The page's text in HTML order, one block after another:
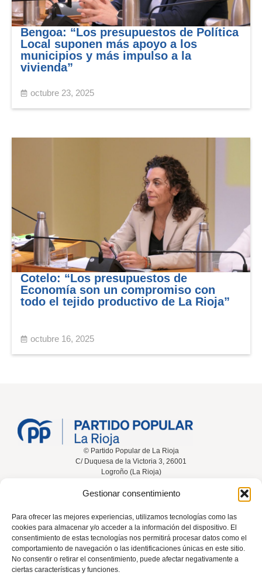
Gestionar consentimiento
Para ofrecer las mejores experiencias, utilizamos tecnologías como las
cookies para almacenar y/o acceder a la información del dispositivo. El
consentimiento de estas tecnologías nos permitirá procesar datos como el
comportamiento de navegación o las identificaciones únicas en este sitio.
No consentir o retirar el consentimiento, puede afectar negativamente a
ciertas características y funciones.
Bengoa: “Los presupuestos de Política
Local suponen más apoyo a los
municipios y más impulso a la
vivienda”
octubre 23, 2025
Cotelo: “Los presupuestos de
Economía son un compromiso con
todo el tejido productivo de La Rioja”
octubre 16, 2025
© Partido Popular de La Rioja
C/ Duquesa de la Victoria 3, 26001
Logroño (La Rioja)
Participa Contacta